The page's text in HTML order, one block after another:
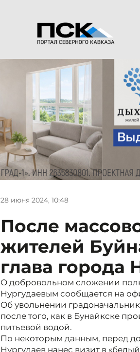
28 июня 2024, 10:48
После
жителей
глава города
О добровольном сложении
Нургудаевым сообщается на
Об увольнении
после того, как в Бунайкске
питьевой водой.
По некоторым данным, перед
Нургудаев нанес визит в